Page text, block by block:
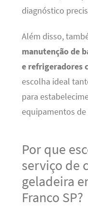
diagnóstico
Além disso,
manutenção de
e refrigeradores
escolha ideal
para
equipamentos de
Por que
serviço de
geladeira
Franco SP?